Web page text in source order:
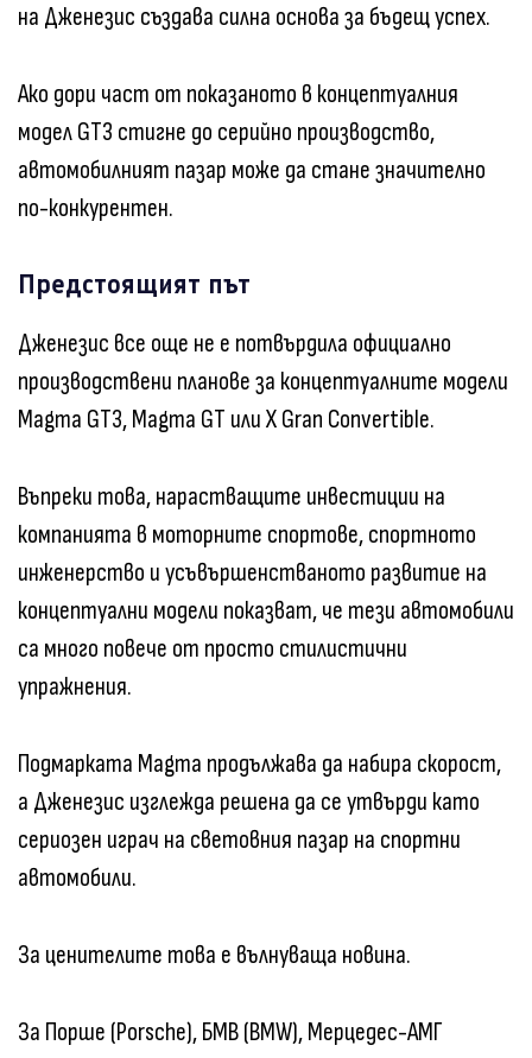
на Дженезис създава силна основа за бъдещ успех.
Ако дори част от показаното в концептуалния
модел GT3 стигне до серийно производство,
автомобилният пазар може да стане значително
по-конкурентен.
Предстоящият път
Дженезис все още не е потвърдила официално
производствени планове за концептуалните модели
Magma GT3, Magma GT или X Gran Convertible.
Въпреки това, нарастващите инвестиции на
компанията в моторните спортове, спортното
инженерство и усъвършенстваното развитие на
концептуални модели показват, че тези автомобили
са много повече от просто стилистични
упражнения.
Подмарката Magma продължава да набира скорост,
а Дженезис изглежда решена да се утвърди като
сериозен играч на световния пазар на спортни
автомобили.
За ценителите това е вълнуваща новина.
За Порше (Porsche), БМВ (BMW), Мерцедес-АМГ